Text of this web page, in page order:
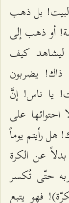
بل ذهب
أو ذهب إلى
ليشاهد كيف
ذاك! يضربون
يا ناس! إنَّ
احتوائها على
هل رأيتم يوماً
عن الكرة
حتّى تُكسر
فهو يتبع